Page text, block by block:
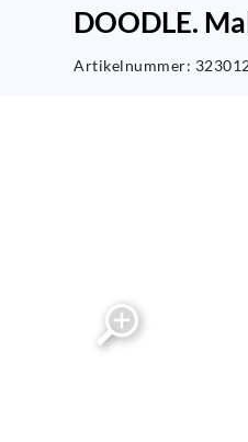
DOODLE.
Artikelnummer: